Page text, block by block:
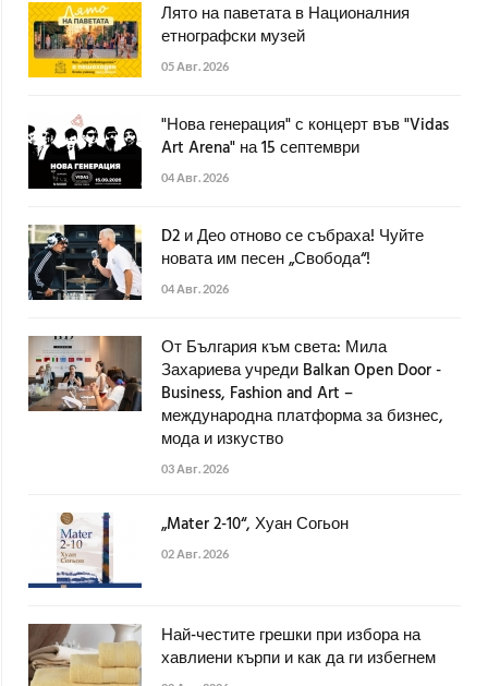
Лято на паветата в Националния
етнографски музей
05 Авг. 2026
"Нова генерация" с концерт във "Vidas
Art Arena" на 15 септември
04 Авг. 2026
D2 и Део отново се събраха! Чуйте
новата им песен „Свобода“!
04 Авг. 2026
От България към света: Мила
Захариева учреди Balkan Open Door -
Business, Fashion and Art –
международна платформа за бизнес,
мода и изкуство
03 Авг. 2026
„Mater 2-10“, Хуан Согьон
02 Авг. 2026
Най-честите грешки при избора на
хавлиени кърпи и как да ги избегнем